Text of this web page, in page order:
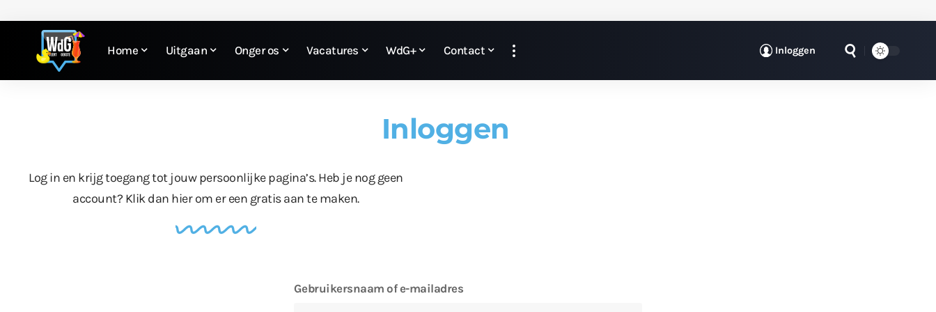
Home Uitgaan Onger os Vacatures WdG+ Contact Inloggen
Inloggen
Log in en krijg toegang tot jouw persoonlijke pagina’s. Heb je nog geen
account? Klik dan hierom er een gratis aan te maken.
Gebruikersnaam of e-mailadres